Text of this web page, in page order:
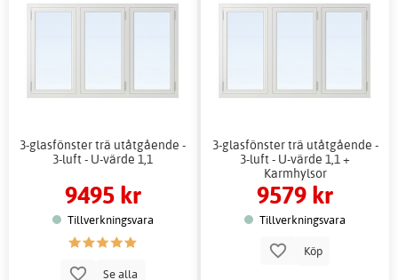
3-glasfönster trä utåtgående -
3-luft - U-värde 1,1
9495 kr
Tillverkningsvara
Se alla
3-glasfönster trä utåtgående -
3-luft - U-värde 1,1 +
Karmhylsor
9579 kr
Tillverkningsvara
Köp